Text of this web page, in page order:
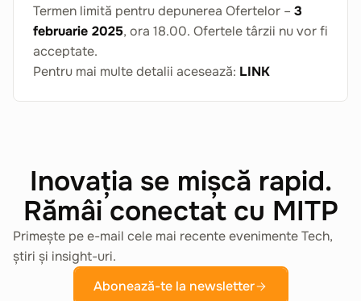
Termen limită pentru depunerea Ofertelor – 3
februarie 2025, ora 18.00. Ofertele târzii nu vor fi
acceptate.
Pentru mai multe detalii acesează: LINK
Inovația se mișcă rapid.
Rămâi conectat cu MITP
Primește pe e-mail cele mai recente evenimente Tech,
știri și insight-uri.
Abonează-te la newsletter